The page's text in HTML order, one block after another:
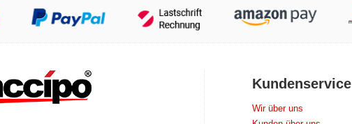
Kundenservice
Wir über uns